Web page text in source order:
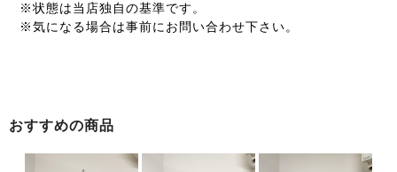
※状態は当店独自の基準です。
※気になる場合は事前にお問い合わせ下さい。
おすすめの商品